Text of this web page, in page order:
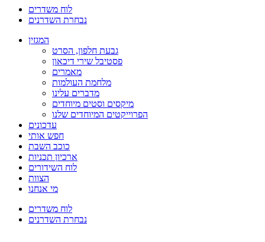
לוח משדרים
נבחרת השדרנים
המגזין
גבעת חלפון, הסרט
פסטיבל שירי דיכאון
מאמרים
מלחמת העולמות
מדברים עלינו
מיקסים וסטים מיוחדים
הפרוייקטים המיוחדים שלנו
עדכונים
חפש אותי
כוכב השבת
ארכיון תכניות
לוח השידורים
הצוות
מי אנחנו
לוח משדרים
נבחרת השדרנים